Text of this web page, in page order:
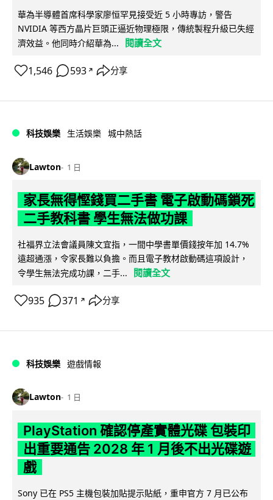
華為半導體首席科學家廖恒罕見接受近 5 小時專訪，警告
NVIDIA 等西方晶片巨頭正逼近物理極限，傳統製程升級已失經
濟效益。他同時介紹華為...
閱讀全文
1,546 593 ↗ 分享
科技娛樂 生活娛樂 城中熱話
Lawton 1 日
家長無得慳錢買二手書 電子啟動碼鎖死
二手教科書 學生無法做功課
社福界立法會議員陳文宜指，一間中學書單價錢按年加 14.7%
遠超通漲，令家長難以負擔。而且電子教材啟動碼這項設計，
令學生無法完成功課，二手...
閱讀全文
935 371 ↗ 分享
科技娛樂 遊戲情報
Lawton 1 日
PlayStation 確認停產實體光碟 包裝印
出重要通告 2028 年 1 月後不出光碟遊
戲
Sony 已在 PS5 主機包裝加貼提示貼紙，重申官方 7 月已公布